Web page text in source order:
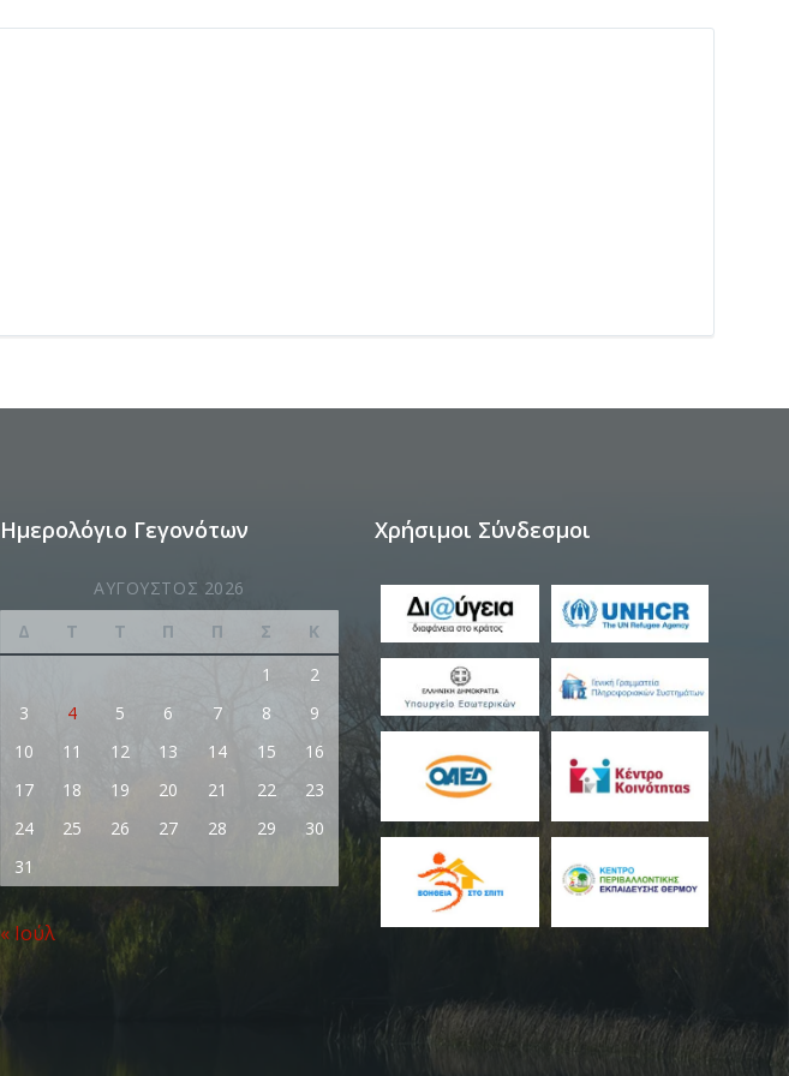
Ημερολόγιο Γεγονότων
ΑΎΓΟΥΣΤΟΣ 2026
Δ
Τ Τ Π Π Σ
Κ
1
2
3
4 5 6 7 8
9
10
11 12 13 14 15
16
17
18 19 20 21 22
23
24
25 26 27 28 29
30
31
« Ιούλ
Χρήσιμοι Σύνδεσμοι